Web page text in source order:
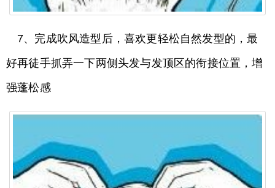
7、完成吹风造型后，喜欢更轻松自然发型的，最
好再徒手抓弄一下两侧头发与发顶区的衔接位置，增
强蓬松感